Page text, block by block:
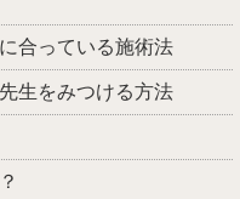
合っている施術法
生をみつける方法